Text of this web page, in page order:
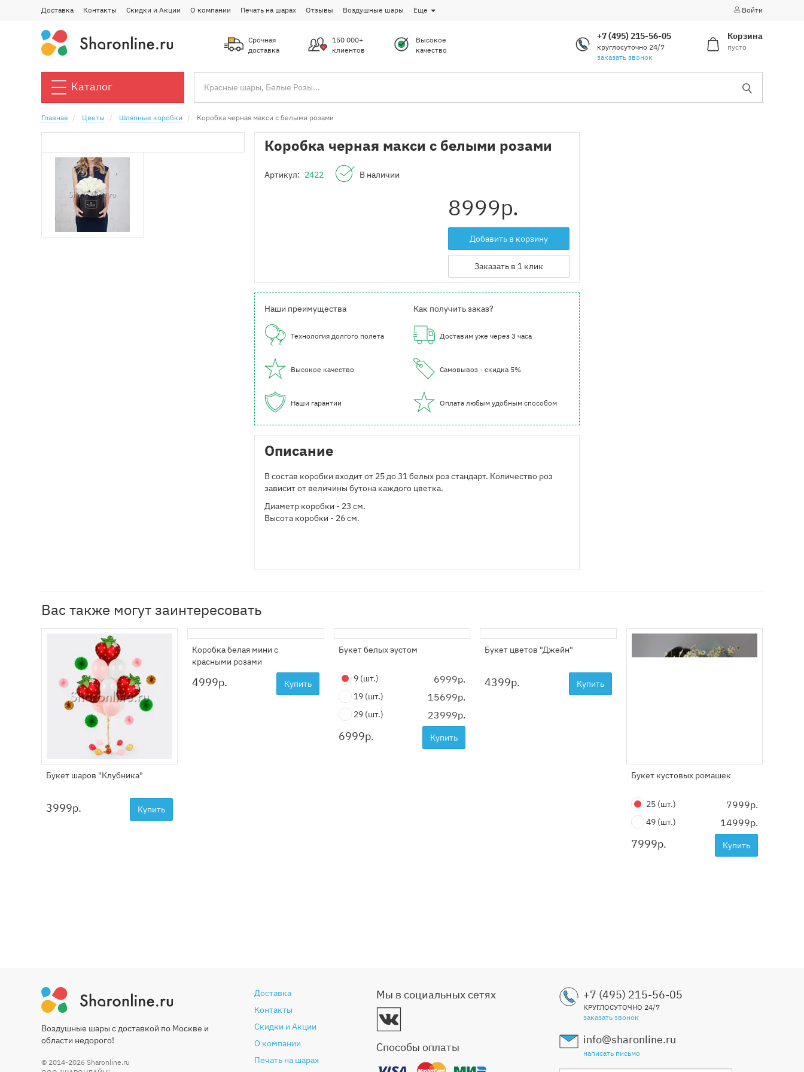
Доставка Контакты Скидки и Акции О компании Печать на шарах Отзывы Воздушные шары Еще Войти
Срочная
доставка
150 000+
клиентов
Высокое
качество
+7 (495) 215-56-05
круглосуточно 24/7
заказать звонок
Корзина
пусто
Каталог
Главная Цветы Шляпные коробки Коробка черная макси с белыми розами
Коробка черная макси с белыми розами
Артикул: 2422 В наличии
8999р.
Добавить в корзину
Заказать в 1 клик
Наши преимущества
Технология долгого полета
Высокое качество
Наши гарантии
Как получить заказ?
Доставим уже через 3 часа
Самовывоз - скидка 5%
Оплата любым удобным способом
Описание
В состав коробки входит от 25 до 31 белых роз стандарт. Количество роз
зависит от величины бутона каждого цветка.
Диаметр коробки - 23 см.
Высота коробки - 26 см.
Вас также могут заинтересовать
Букет шаров "Клубника"
3999р. Купить
Коробка белая мини с
красными розами
4999р. Купить
Букет белых эустом
9 (шт.) 6999р.
19 (шт.) 15699р.
29 (шт.) 23999р.
6999р. Купить
Букет цветов "Джейн"
4399р. Купить
Букет кустовых ромашек
25 (шт.) 7999р.
49 (шт.) 14999р.
7999р. Купить
Воздушные шары с доставкой по Москве и
области недорого!
© 2014-2026 Sharonline.ru
Доставка
Контакты
Скидки и Акции
О компании
Печать на шарах
Мы в социальных сетях
Способы оплаты
+7 (495) 215-56-05
КРУГЛОСУТОЧНО 24/7
заказать звонок
info@sharonline.ru
написать письмо